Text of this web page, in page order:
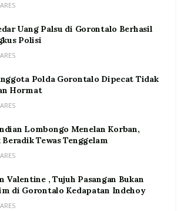
Uang Palsu di Gorontalo Berhasil
Polisi
Polda Gorontalo Dipecat Tidak
Hormat
Lombongo Menelan Korban,
Beradik Tewas Tenggelam
Valentine , Tujuh Pasangan Bukan
di Gorontalo Kedapatan Indehoy